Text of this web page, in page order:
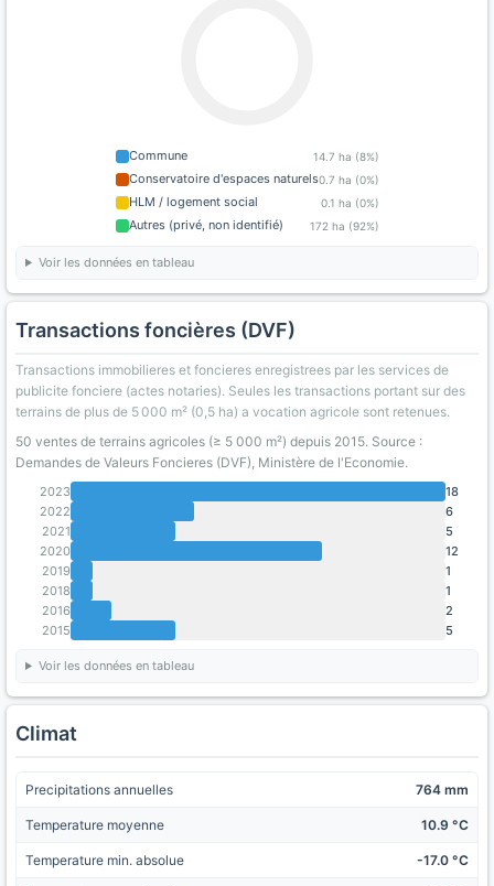
Commune 14.7 ha (8%)
Conservatoire d'espaces naturels0.7 ha (0%)
HLM / logement social 0.1 ha (0%)
Autres (privé, non identifié) 172 ha (92%)
Voir les données en tableau
Transactions foncières (DVF)
Transactions immobilieres et foncieres enregistrees par les services de
publicite fonciere (actes notaries). Seules les transactions portant sur des
terrains de plus de 5 000 m² (0,5 ha) a vocation agricole sont retenues.
50 ventes de terrains agricoles (≥ 5 000 m²) depuis 2015. Source :
Demandes de Valeurs Foncieres (DVF), Ministère de l'Economie.
2023
18
2022
6
2021
5
2020
12
2019
1
2018
1
2016
2
2015
5
Voir les données en tableau
Climat
Precipitations annuelles 764 mm
Temperature moyenne 10.9 °C
Temperature min. absolue -17.0 °C